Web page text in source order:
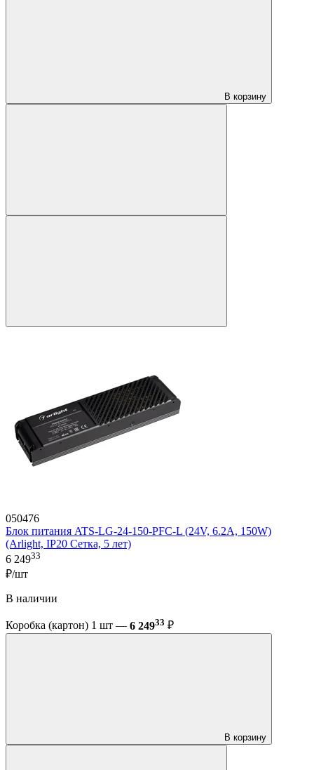
В корзину
050476
Блок питания ATS-LG-24-150-PFC-L (24V, 6.2A, 150W)
(Arlight, IP20 Сетка, 5 лет)
6 24933
₽/шт
В наличии
Коробка (картон) 1 шт — 6 24933 ₽
В корзину